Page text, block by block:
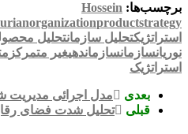
Hossein
Nourianorganizationproduct
تحلیل سازمانتحلیل محصولتمرکز
سازماندهیغیر متمرکزمتمرکز
مدل اجرائی مدیریت شایستگی
تحلیل شدت فضای رقابتی